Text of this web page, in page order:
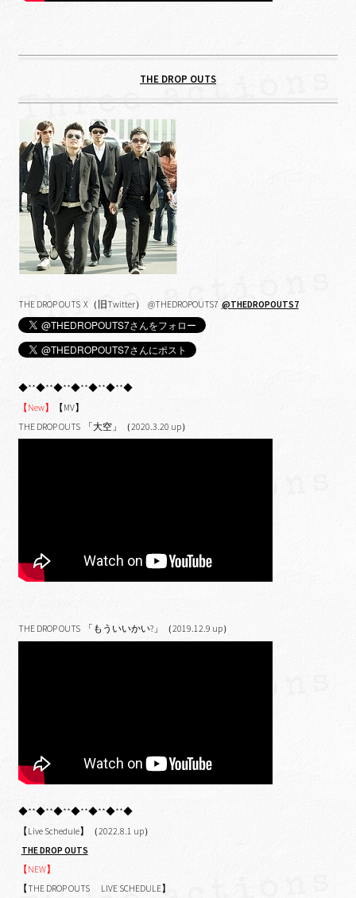
THE DROP OUTS
THE DROP OUTS X（旧Twitter） @THEDROPOUTS7 @THEDROPOUTS7
◆**◆**◆**◆**◆**◆**◆
【New】
【MV】
THE DROP OUTS 「大空」（2020.3.20 up）
THE DROP OUTS 「もういいかい?」（2019.12.9 up）
◆**◆**◆**◆**◆**◆**◆
【Live Schedule】（2022.8.1 up）
THE DROP OUTS
【NEW】
【THE DROP OUTS LIVE SCHEDULE】